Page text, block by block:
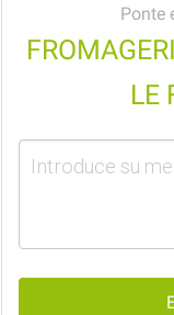
Ponte
LE